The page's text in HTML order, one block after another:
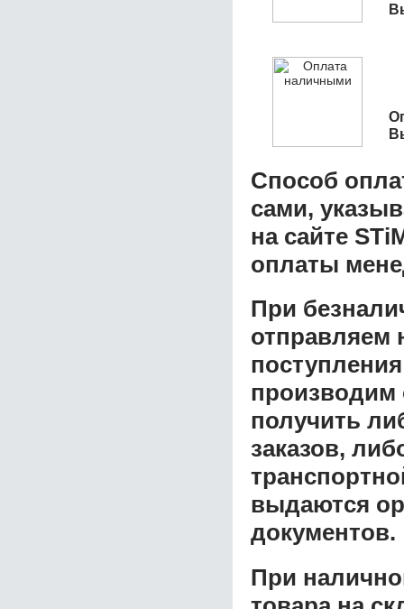
Способ
сами,
на сайте
оплаты
При
отправляем
производим
получить
заказов,
выдаются
документов.
При